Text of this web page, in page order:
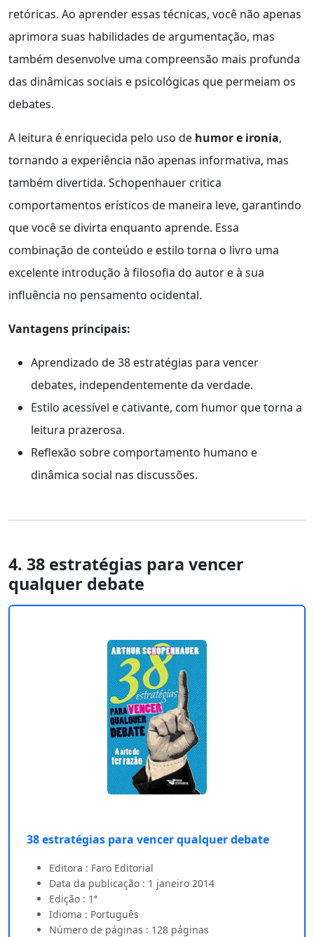
retóricas. Ao aprender essas técnicas, você não apenas
aprimora suas habilidades de argumentação, mas
também desenvolve uma compreensão mais profunda
das dinâmicas sociais e psicológicas que permeiam os
debates.
A leitura é enriquecida pelo uso de humor e ironia,
tornando a experiência não apenas informativa, mas
também divertida. Schopenhauer critica
comportamentos erísticos de maneira leve, garantindo
que você se divirta enquanto aprende. Essa
combinação de conteúdo e estilo torna o livro uma
excelente introdução à filosofia do autor e à sua
influência no pensamento ocidental.
Vantagens principais:
Aprendizado de 38 estratégias para vencer
debates, independentemente da verdade.
Estilo acessível e cativante, com humor que torna a
leitura prazerosa.
Reflexão sobre comportamento humano e
dinâmica social nas discussões.
4. 38 estratégias para vencer
qualquer debate
38 estratégias para vencer qualquer debate
Editora : Faro Editorial
Data da publicação : 1 janeiro 2014
Edição : 1ª
Idioma : Português
Número de páginas : 128 páginas